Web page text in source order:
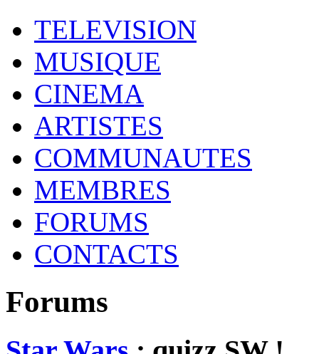
TELEVISION
MUSIQUE
CINEMA
ARTISTES
COMMUNAUTES
MEMBRES
FORUMS
CONTACTS
Forums